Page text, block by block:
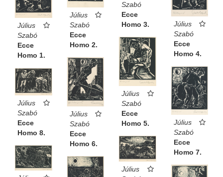
Július
Szabó
Ecce
Homo 1.
Július
Szabó
Ecce
Homo 2.
Szabó
Ecce
Homo 3.
Július
Szabó
Ecce
Homo 4.
Július
Szabó
Ecce
Homo 5.
Július
Szabó
Ecce
Homo 6.
Július
Szabó
Ecce
Homo 7.
Július
Szabó
Ecce
Homo 8.
Július